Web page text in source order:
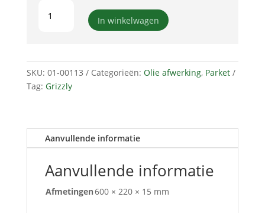
parket,
15/3
x
220mm,
aantal
In winkelwagen
SKU: 01-00113 Categorieën: Olie afwerking, Parket
Tag: Grizzly
Aanvullende informatie
Aanvullende informatie
Afmetingen600 × 220 × 15 mm